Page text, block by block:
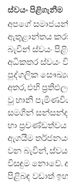
ස්වයං පිළිගැනීම
අපගේ
ඇතුළාන්තය
බැවින් ස්වයං
අධිකතර ස්වයං
පුද්ගලික
අතර, එහි
වූ හානි
සමගින්
හා
ඇගයීම
වන බැවින්,
විසඳුම නොවේ.
පිළිබඳ වඩාත්